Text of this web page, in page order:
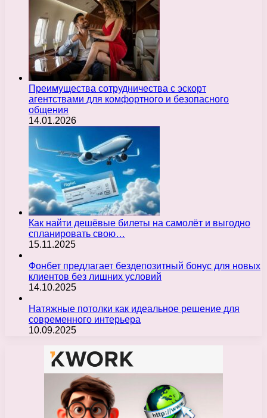
Преимущества сотрудничества с эскорт
агентствами для комфортного и безопасного
общения
14.01.2026
Как найти дешёвые билеты на самолёт и выгодно
спланировать свою…
15.11.2025
Фонбет предлагает бездепозитный бонус для новых
клиентов без лишних условий
14.10.2025
Натяжные потолки как идеальное решение для
современного интерьера
10.09.2025